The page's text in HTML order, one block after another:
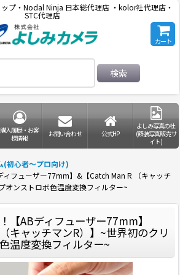
プ・Nodal Ninja 日本総代理店 ・kolor社代理店・
STC代理店
カート
検索
購入履歴・お客
様情報
お問い合わせ 公式HP
よしみ写真の杜
(額装写真販売サ
イト)
(初心者〜プロ向け)
ィフューザー77mm】&【Catch Man R （キャッチ
オンストロボ色温度変換フィルター~
【ABディフューザー77mm】
キャッチマンR）】~世界初のクリ
温度変換フィルター~